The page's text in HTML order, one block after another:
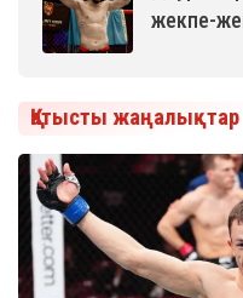
жекпе-
Қатысты жаңалықтар